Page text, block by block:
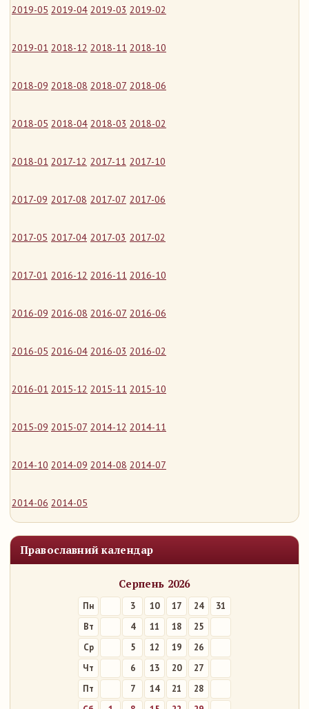
2019-05 2019-04 2019-03 2019-02
2019-01 2018-12 2018-11 2018-10
2018-09 2018-08 2018-07 2018-06
2018-05 2018-04 2018-03 2018-02
2018-01 2017-12 2017-11 2017-10
2017-09 2017-08 2017-07 2017-06
2017-05 2017-04 2017-03 2017-02
2017-01 2016-12 2016-11 2016-10
2016-09 2016-08 2016-07 2016-06
2016-05 2016-04 2016-03 2016-02
2016-01 2015-12 2015-11 2015-10
2015-09 2015-07 2014-12 2014-11
2014-10 2014-09 2014-08 2014-07
2014-06 2014-05
Православний календар
Серпень 2026
Пн 3 10 17 24
31
Вт
4 11 18
25
Ср
5 12 19
26
Чт
6 13 20
27
Пт
7 14 21
28